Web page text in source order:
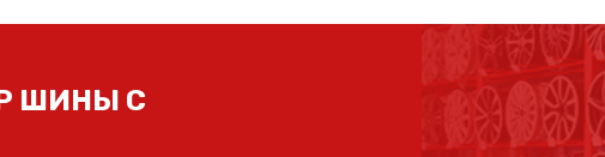
ШИНЫ С